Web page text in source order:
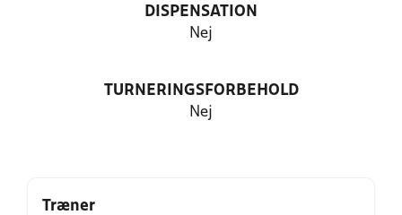
DISPENSATION
Nej
TURNERINGSFORBEHOLD
Nej
Træner